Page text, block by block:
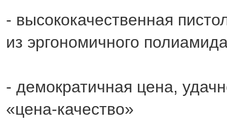
- высококачественная
из эргономичного
- демократичная цена,
«цена-качество»